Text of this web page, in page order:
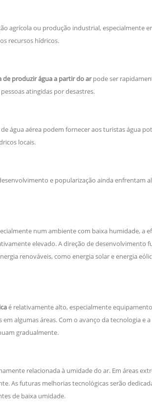
agrícola ou produção industrial, especialmente
recursos hídricos.
de produzir água a partir do arpode ser
atingidas por desastres.
água aérea podem fornecer aos turistas água
locais.
e popularização ainda enfrentam
num ambiente com baixa humidade, a
elevado. A direção de desenvolvimento
renováveis, como energia solar e energia
é relativamente alto, especialmente
algumas áreas. Com o avanço da tecnologia e
gradualmente.
relacionada à umidade do ar. Em áreas
As futuras melhorias tecnológicas serão
de baixa umidade.